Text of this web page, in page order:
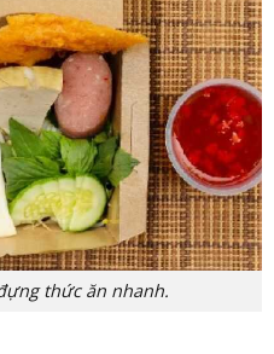
thức ăn nhanh.